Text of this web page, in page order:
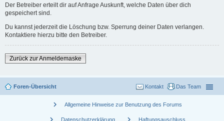
Der Betreiber erteilt dir auf Anfrage Auskunft, welche Daten über dich
gespeichert sind.
Du kannst jederzeit die Löschung bzw. Sperrung deiner Daten verlangen.
Kontaktiere hierzu bitte den Betreiber.
Zurück zur Anmeldemaske
Foren-Übersicht Das Team
Kontakt
chevron_right Allgemeine Hinweise zur Benutzung des Forums
Datenschutzerklärung Haftungsauschluss